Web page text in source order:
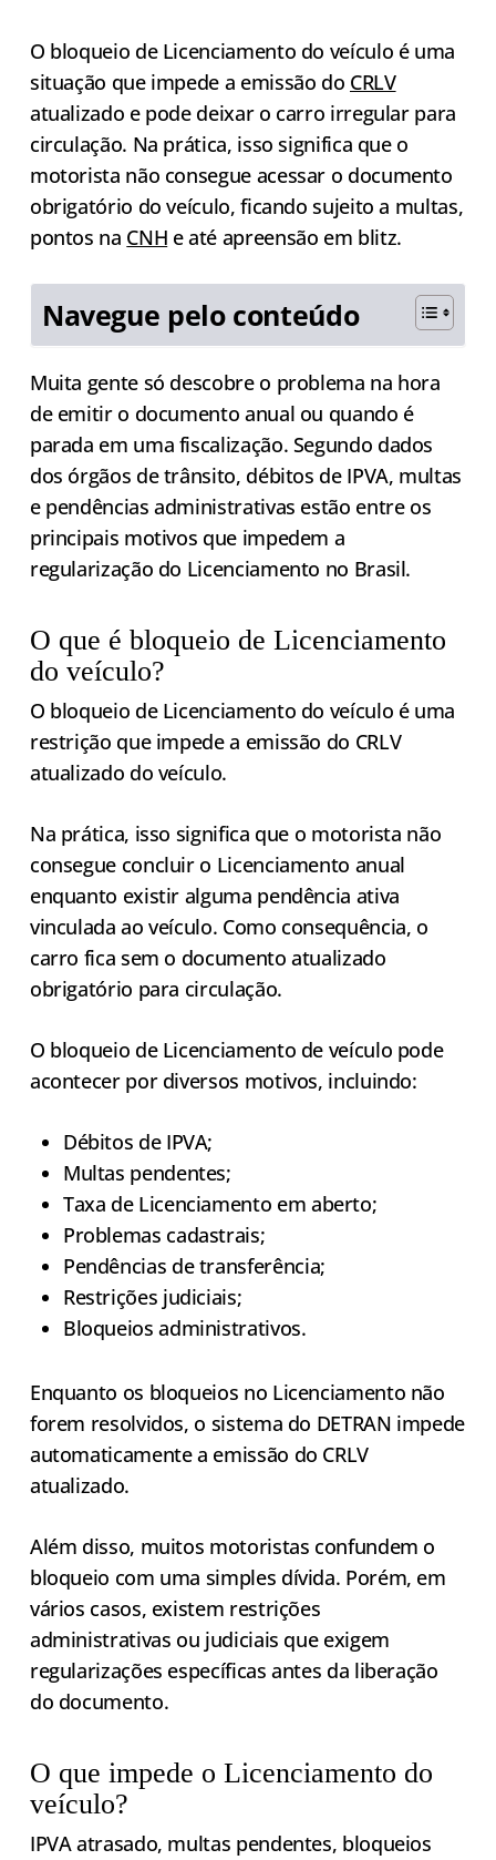
O bloqueio de Licenciamento do veículo é uma
situação que impede a emissão do CRLV
atualizado e pode deixar o carro irregular para
circulação. Na prática, isso significa que o
motorista não consegue acessar o documento
obrigatório do veículo, ficando sujeito a multas,
pontos na CNH e até apreensão em blitz.
Navegue pelo conteúdo
Muita gente só descobre o problema na hora
de emitir o documento anual ou quando é
parada em uma fiscalização. Segundo dados
dos órgãos de trânsito, débitos de IPVA, multas
e pendências administrativas estão entre os
principais motivos que impedem a
regularização do Licenciamento no Brasil.
O que é bloqueio de Licenciamento
do veículo?
O bloqueio de Licenciamento do veículo é uma
restrição que impede a emissão do CRLV
atualizado do veículo.
Na prática, isso significa que o motorista não
consegue concluir o Licenciamento anual
enquanto existir alguma pendência ativa
vinculada ao veículo. Como consequência, o
carro fica sem o documento atualizado
obrigatório para circulação.
O bloqueio de Licenciamento de veículo pode
acontecer por diversos motivos, incluindo:
Débitos de IPVA;
Multas pendentes;
Taxa de Licenciamento em aberto;
Problemas cadastrais;
Pendências de transferência;
Restrições judiciais;
Bloqueios administrativos.
Enquanto os bloqueios no Licenciamento não
forem resolvidos, o sistema do DETRAN impede
automaticamente a emissão do CRLV
atualizado.
Além disso, muitos motoristas confundem o
bloqueio com uma simples dívida. Porém, em
vários casos, existem restrições
administrativas ou judiciais que exigem
regularizações específicas antes da liberação
do documento.
O que impede o Licenciamento do
veículo?
IPVA atrasado, multas pendentes, bloqueios